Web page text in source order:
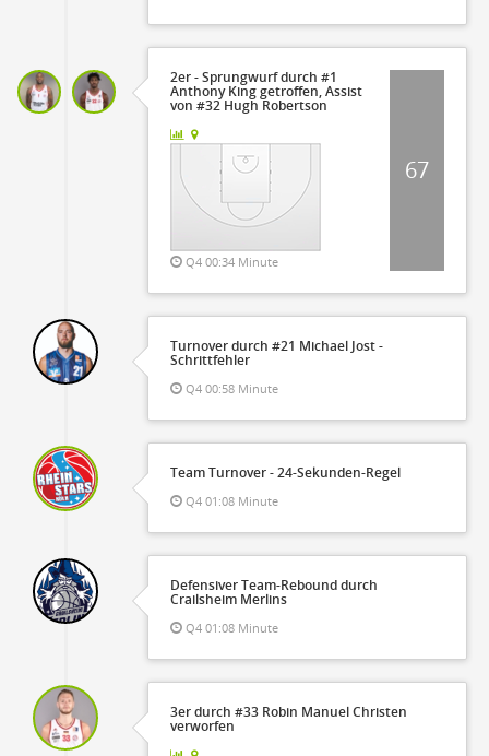
2er - Sprungwurf durch #1
Anthony King getroffen, Assist
von #32 Hugh Robertson
Q4 00:34 Minute
67
Turnover durch #21 Michael Jost -
Schrittfehler
Q4 00:58 Minute
Team Turnover - 24-Sekunden-Regel
Q4 01:08 Minute
Defensiver Team-Rebound durch
Crailsheim Merlins
Q4 01:08 Minute
3er durch #33 Robin Manuel Christen
verworfen